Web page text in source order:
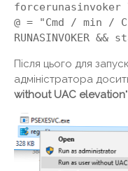
forcerunasinvoker \
@ = "Cmd / min / C
Після цього для
адміністратора
without UAC elevation